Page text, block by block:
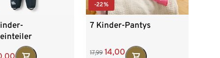
-22%
7 Kinder-Pantys
17,99 14,00